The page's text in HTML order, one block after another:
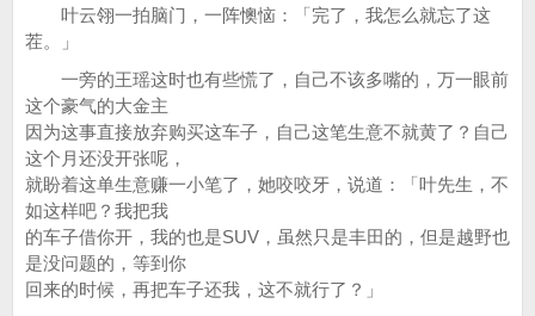
叶云翎一拍脑门，一阵懊恼：「完了，我怎么就忘了这
茬。」
一旁的王瑶这时也有些慌了，自己不该多嘴的，万一眼前
这个豪气的大金主
因为这事直接放弃购买这车子，自己这笔生意不就黄了？自己
这个月还没开张呢，
就盼着这单生意赚一小笔了，她咬咬牙，说道：「叶先生，不
如这样吧？我把我
的车子借你开，我的也是SUV，虽然只是丰田的，但是越野也
是没问题的，等到你
回来的时候，再把车子还我，这不就行了？」